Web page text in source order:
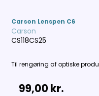
Carson Lenspen C6
Carson
CS118CS25
Til rengøring af optiske
99,00 kr.